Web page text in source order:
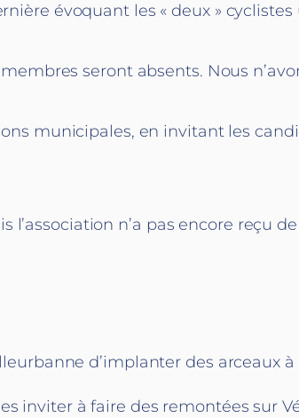
évoquant les « deux »
seront absents. Nous
municipales, en invitant les
n’a pas encore reçu
d’implanter des arceaux
inviter à faire des remontées sur